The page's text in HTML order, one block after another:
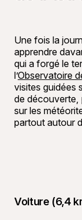
Une fois la
apprendre
qui a forgé le
l’Observatoire
visites guidées
de découverte,
sur les
partout autour
Voiture (6,4